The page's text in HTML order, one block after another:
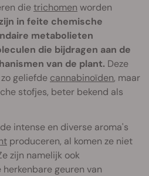
dietrichomen worden
in feite chemische
metabolieten
die bijdragen aan de
van de plant. Deze
geliefde cannabinoïden, maar
stofjes, beter bekend als
intense en diverse aroma's
produceren, al komen ze niet
zijn namelijk ook
geuren van